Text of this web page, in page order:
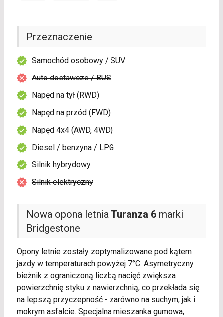
Nowa opona letnia Turanza 6marki
Bridgestone
Opony letnie zostały zoptymalizowane pod kątem
jazdy w temperaturach powyżej 7°C. Asymetryczny
bieżnik z ograniczoną liczbą nacięć zwiększa
powierzchnię styku z nawierzchnią, co przekłada się
na lepszą przyczepność - zarówno na suchym, jak i
mokrym asfalcie. Specjalna mieszanka gumowa,
Przeznaczenie
Samochód osobowy / SUV
Auto dostawcze / BUS
Napęd na tył (RWD)
Napęd na przód (FWD)
Napęd 4x4 (AWD, 4WD)
Diesel / benzyna / LPG
Silnik hybrydowy
Silnik elektryczny